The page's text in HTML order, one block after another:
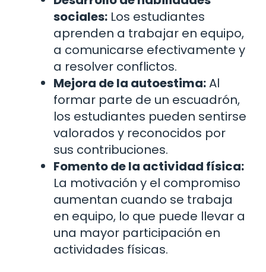
sociales: Los estudiantes
aprenden a trabajar en equipo,
a comunicarse efectivamente y
a resolver conflictos.
Mejora de la autoestima:Al
formar parte de un escuadrón,
los estudiantes pueden sentirse
valorados y reconocidos por
sus contribuciones.
Fomento de la actividad física:
La motivación y el compromiso
aumentan cuando se trabaja
en equipo, lo que puede llevar a
una mayor participación en
actividades físicas.